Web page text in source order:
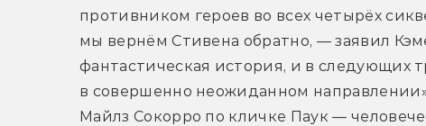
противником героев во всех четырёх
мы вернём Стивена обратно, — заявил
фантастическая история, и в следующих
в совершенно неожиданном
Майлз Сокорро по кличке Паук —